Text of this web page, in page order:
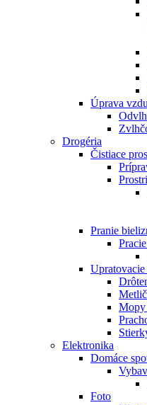
Úprava
Drogéria
Čistiace
Pranie
Mopy
Elektronika
Domáce
Foto